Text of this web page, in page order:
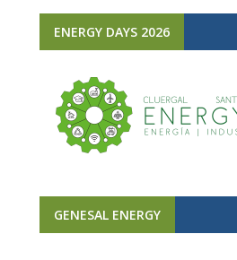
ENERGY DAYS 2026
GENESAL ENERGY